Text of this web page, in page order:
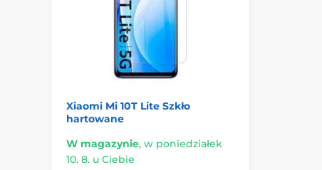
Xiaomi Mi 10T Lite Szkło
hartowane
W magazynie, w poniedziałek
10. 8. u Ciebie